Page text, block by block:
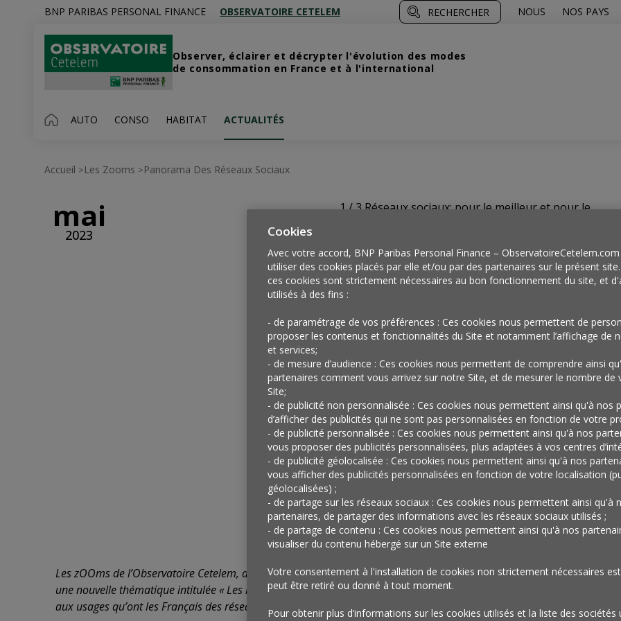
BNP PARIBAS PERSONAL FINANCE OBSERVATOIRE CETELEM RECHERCHER NOUS NOS PAYS
Observer, éclairer et décrypter l'évolution des modes
de consommation en France et à l'international
AUTO CONSO HABITAT ACTUALITÉS
Accueil >Les Zooms >Panorama Des Réseaux Sociaux
1 / 3Réseaux sociaux: pour le meilleur et pour le
Panorama
des
réseaux
sociaux
mai
2023
Les zOOms de l’Observatoire Cetelem, accompagnés par Harris Interactive, ont choisi d’explorer au deuxième
une nouvelle thématique intitulée « Les réseaux sociaux, pour le meilleur et pour le pire ». La première enquête
aux usages qu’ont les Français des réseaux sociaux et à la façon dont ils les perçoivent.
Cookies
Avec votre accord, BNP Paribas Personal Finance –
utiliser des cookies placés par elle et/ou par des partenaires sur le présent
ces cookies sont strictement nécessaires au bon fonctionnement du site, et
utilisés à des fins :
- de paramétrage de vos préférences : Ces cookies nous permettent de
proposer les contenus et fonctionnalités du Site et notamment l’affichage de
et services;
- de mesure d’audience : Ces cookies nous permettent de comprendre ainsi
partenaires comment vous arrivez sur notre Site, et de mesurer le nombre de
Site;
- de publicité non personnalisée : Ces cookies nous permettent ainsi qu'à nos
d’afficher des publicités qui ne sont pas personnalisées en fonction de votre
- de publicité personnalisée : Ces cookies nous permettent ainsi qu'à nos
vous proposer des publicités personnalisées, plus adaptées à vos centres
- de publicité géolocalisée : Ces cookies nous permettent ainsi qu'à nos
vous afficher des publicités personnalisées en fonction de votre localisation
géolocalisées) ;
- de partage sur les réseaux sociaux : Ces cookies nous permettent ainsi qu'à
partenaires, de partager des informations avec les réseaux sociaux utilisés ;
- de partage de contenu : Ces cookies nous permettent ainsi qu'à nos
visualiser du contenu hébergé sur un Site externe
Votre consentement à l'installation de cookies non strictement nécessaires
peut être retiré ou donné à tout moment.
Pour obtenir plus d’informations sur les cookies utilisés et la liste des sociétés